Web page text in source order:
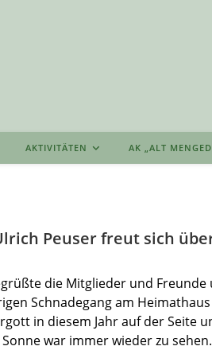
AKTIVITÄTEN AK „ALT
Peuser freut sich
die Mitglieder und
Schnadegang am
in diesem Jahr auf der Seite
war immer wieder zu